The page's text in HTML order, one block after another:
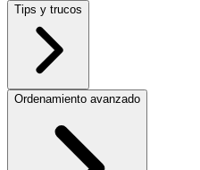
Tips y trucos
Ordenamiento avanzado